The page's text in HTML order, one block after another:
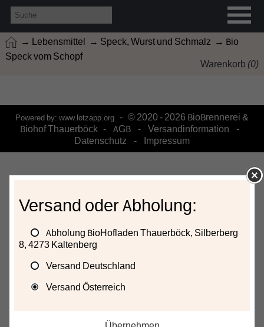
→ Lebensmittel → Speck, Wurst und Schmalz → Bio
Speck vom Schopf
Warenkorb (0)
Powered by: www.lotzapp.org - © 2020 - 2026 BioBrennerei &
Biohof Thauerböck - AGB - Versandinformation
-
Datenschutz
- Impressum
Versand oder Abholung:
Abholung BioHofladen Thauerböck, Silberberg
8, 4273 Kaltenberg
Versand Deutschland
Versand Österreich